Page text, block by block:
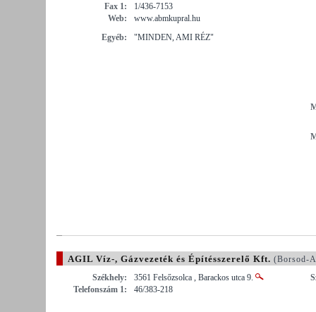
Fax 1:
1/436-7153
Web:
www.abmkupral.hu
Egyéb:
"MINDEN, AMI RÉZ"
AGIL Víz-, Gázvezeték és Építésszerelő Kft. (Borsod-
Székhely:
3561 Felsőzsolca , Barackos utca 9.
Telefonszám 1:
46/383-218